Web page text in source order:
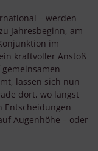
– werden
Jahresbeginn, am
im
kraftvoller Anstoß
lassen sich nun
dort, wo längst
Entscheidungen
Augenhöhe – oder